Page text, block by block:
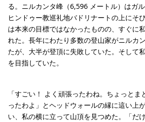
る。ニルカンタ峰（6,596 メートル）はガ
ヒンドゥー教巡礼地バドリナートの上にそ
は本来の目標ではなかったものの、すぐに
れた。長年にわたり多数の登山家がニルカ
たが、大半が登頂に失敗していた。そして
を目指していた。
「すごい！ よく頑張ったわね。ちょっと
ったわよ」とヘッドウォールの縁に這い上
い、私の横に立って山頂を見つめた。「だ